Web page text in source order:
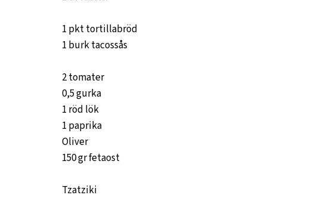
1 pkt tortillabröd
1 burk tacossås
2 tomater
0,5 gurka
1 röd lök
1 paprika
Oliver
150 gr fetaost
Tzatziki